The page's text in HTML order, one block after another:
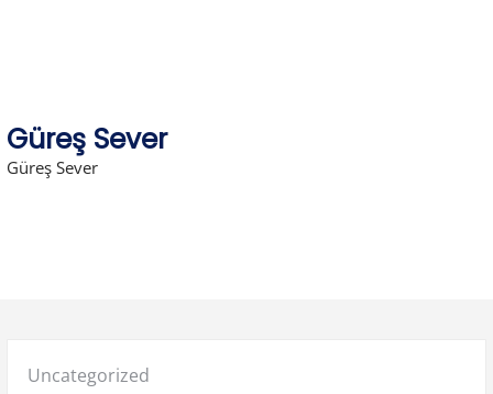
Güreş Sever
Güreş Sever
Posted
Uncategorized